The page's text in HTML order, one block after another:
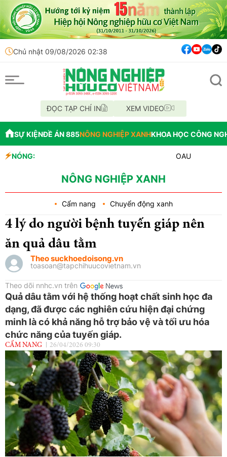
Chủ nhật 09/08/2026 02:38
ĐỌC TẠP CHÍ IN XEM VIDEO
SỰ KIỆNĐỀ ÁN 885NÔNG NGHIỆP XANHKHOA HỌC CÔNG
NÓNG:
OAU đưa nhà máy
Vĩnh Long phát hiện 9
NÔNG NGHIỆP XANH
Cẩm nang Chuyển động xanh
4 lý do người bệnh tuyến giáp nên
ăn quả dâu tằm
Theo suckhoedoisong.vn
toasoan@tapchihuucovietnam.vn
Theo dõi nnhc.vn trên
Quả dâu tằm với hệ thống hoạt chất sinh học đa
dạng, đã được các nghiên cứu hiện đại chứng
minh là có khả năng hỗ trợ bảo vệ và tối ưu hóa
chức năng của tuyến giáp.
CẨM NANG 26/04/2026 09:30